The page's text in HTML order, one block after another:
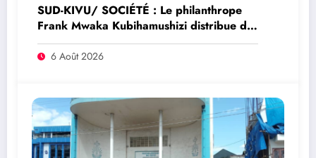
SUD-KIVU/ SOCIÉTÉ : Le philanthrope
Frank Mwaka Kubihamushizi distribue des
cahiers aux écoliers de la chefferie de
Kaziba, philanthrope légendaire
6 Août 2026